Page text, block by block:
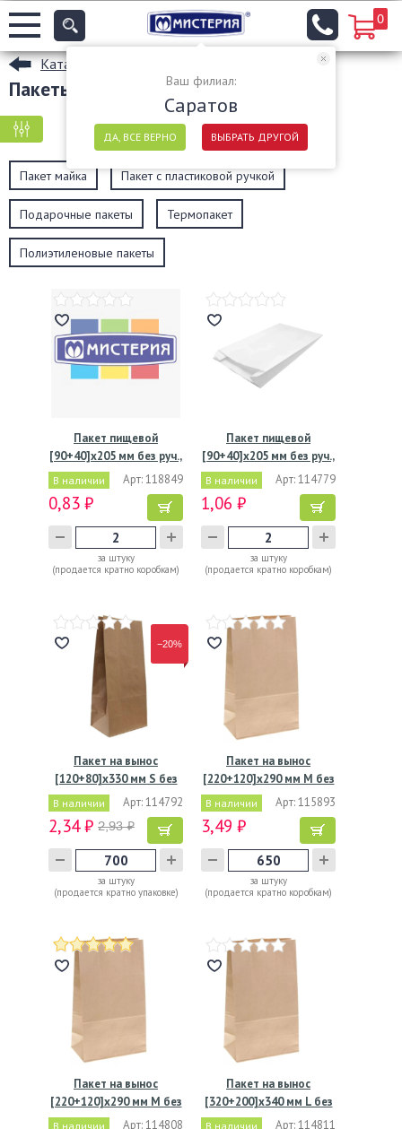
Ваш филиал:
Саратов
ДА, ВСЕ ВЕРНО ВЫБРАТЬ ДРУГОЙ
0
Каталог
Пакеты в Саратове
Пакет майка Пакет с пластиковой ручкой
Подарочные пакеты Термопакет
Полиэтиленовые пакеты
Пакет пищевой
[90+40]х205 мм без руч.,
без…
В наличии Арт: 118849
0,83 ₽
за штуку
(продается кратно коробкам)
Пакет пищевой
[90+40]х205 мм без руч.,
без…
В наличии Арт: 114779
1,06 ₽
за штуку
(продается кратно коробкам)
−20%
Пакет на вынос
[120+80]х330 мм S без
ручек,…
В наличии Арт: 114792
2,34 ₽ 2,93 ₽
за штуку
(продается кратно упаковке)
Пакет на вынос
[220+120]х290 мм M без
ручек,…
В наличии Арт: 115893
3,49 ₽
за штуку
(продается кратно коробкам)
Пакет на вынос
[220+120]х290 мм M без
ручек,…
В наличии Арт: 114808
Пакет на вынос
[320+200]х340 мм L без
ручек,…
В наличии Арт: 114811